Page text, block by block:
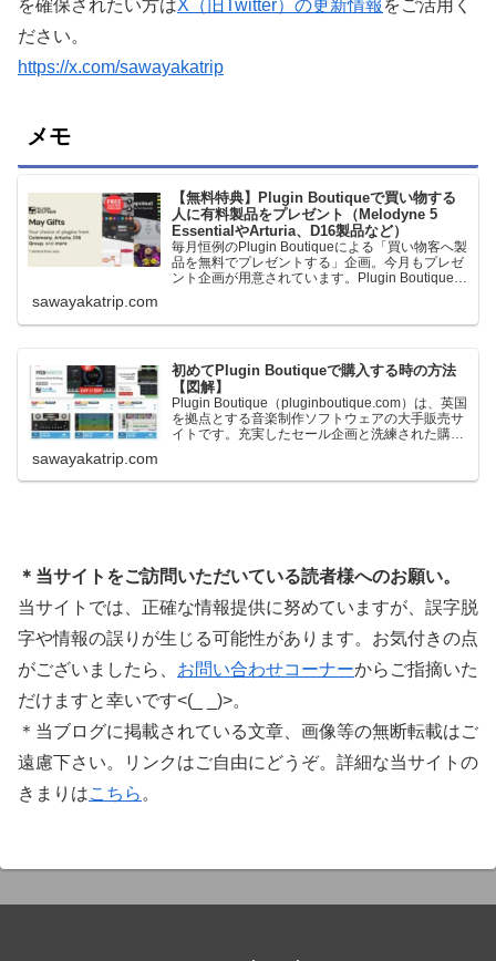
を確保されたい方はX（旧Twitter）の更新情報 をご活用く
ださい。
https://x.com/sawayakatrip
メモ
【無料特典】Plugin Boutiqueで買い物する
人に有料製品をプレゼント（Melodyne 5
EssentialやArturia、D16製品など）
毎月恒例のPlugin Boutiqueによる「買い物客へ製
品を無料でプレゼントする」企画。今月もプレゼ
ント企画が用意されています。Plugin Boutiqueで
ます。＊無料配布終了予定日：日本時間：
sawayakatrip.com
初めてPlugin Boutiqueで購入する時の方法
【図解】
Plugin Boutique（pluginboutique.com）は、英国
を拠点とする音楽制作ソフトウェアの大手販売サ
イトです。充実したセール企画と洗練された購入
に知っておきたいこと価格表示に…
sawayakatrip.com
＊当サイトをご訪問いただいている読者様へのお願い。
当サイトでは、正確な情報提供に努めていますが、誤字脱
字や情報の誤りが生じる可能性があります。お気付きの点
がございましたら、 お問い合わせコーナーからご指摘いた
だけますと幸いです<(_ _)>。
＊当ブログに掲載されている文章、画像等の無断転載はご
遠慮下さい。リンクはご自由にどうぞ。詳細な当サイトの
きまりはこちら 。